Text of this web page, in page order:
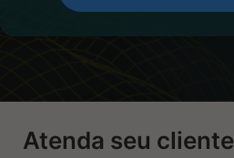
Atenda seu cliente